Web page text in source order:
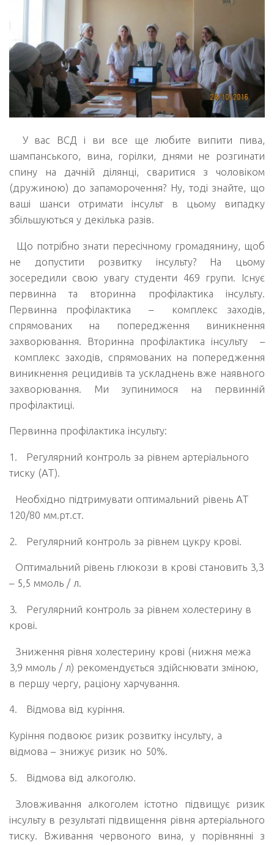
У вас ВСД і ви все ще любите випити пива,
шампанського, вина, горілки, днями не розгинати
спину на дачній ділянці, сваритися з чоловіком
(дружиною) до запаморочення? Ну, тоді знайте, що
ваші шанси отримати інсульт в цьому випадку
збільшуються у декілька разів.
Що потрібно знати пересічному громадянину, щоб
не допустити розвитку інсульту? На цьому
зосередили свою увагу студенти 469 групи. Існує
первинна та вторинна профілактика інсульту.
Первинна профілактика – комплекс заходів,
спрямованих на попередження виникнення
захворювання. Вторинна профілактика інсульту –
комплекс заходів, спрямованих на попередження
виникнення рецидивів та ускладнень вже наявного
захворювання. Ми зупинимося на первинній
профілактиці.
Первинна профілактика інсульту:
1. Регулярний контроль за рівнем артеріального
тиску (АТ).
Необхідно підтримувати оптимальний рівень АТ
120/80 мм.рт.ст.
2. Регулярний контроль за рівнем цукру крові.
Оптимальний рівень глюкози в крові становить 3,3
– 5,5 ммоль / л.
3.
Регулярний контроль за рівнем холестерину в
крові.
Зниження рівня холестерину крові (нижня межа
3,9 ммоль / л) рекомендується здійснювати зміною,
в першу чергу, раціону харчування.
4. Відмова від куріння.
Куріння подвоює ризик розвитку інсульту, а
відмова –знижує ризик но 50%.
5. Відмова від алкоголю.
Зловживання алкоголем істотно підвищує ризик
інсульту в результаті підвищення рівня артеріального
тиску. Вживання червоного вина, у порівнянні з